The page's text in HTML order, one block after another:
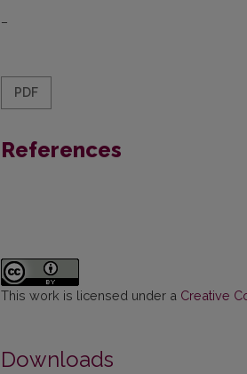
–
PDF
References
This work is licensed under a Creative
Downloads